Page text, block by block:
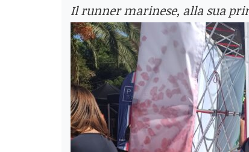
Il runner marinese, alla sua